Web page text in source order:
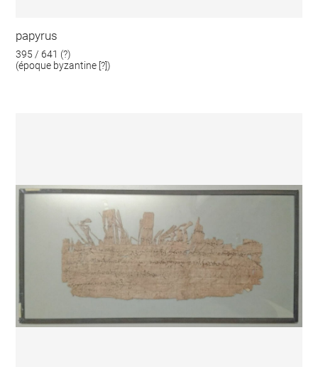
papyrus
395 / 641 (?)
(époque byzantine [?])